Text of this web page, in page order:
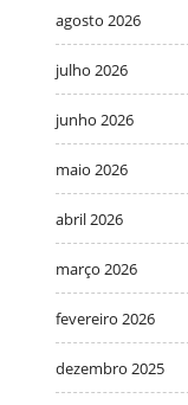
agosto 2026
julho 2026
junho 2026
maio 2026
abril 2026
março 2026
fevereiro 2026
dezembro 2025